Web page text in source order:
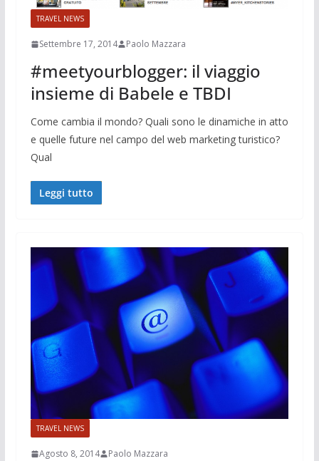
TRAVEL NEWS
Settembre 17, 2014 Paolo Mazzara
#meetyourblogger: il viaggio
insieme di Babele e TBDI
Come cambia il mondo? Quali sono le dinamiche in atto
e quelle future nel campo del web marketing turistico?
Qual
Leggi tutto
TRAVEL NEWS
Agosto 8, 2014 Paolo Mazzara